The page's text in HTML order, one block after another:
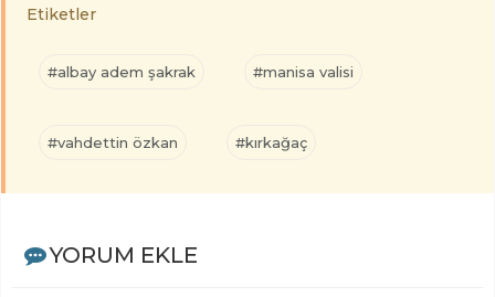
Etiketler
#albay adem şakrak #manisa valisi
#vahdettin özkan #kırkağaç
YORUM EKLE